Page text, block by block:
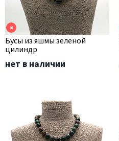
×
Бусы из яшмы зеленой
цилиндр
нет в наличии